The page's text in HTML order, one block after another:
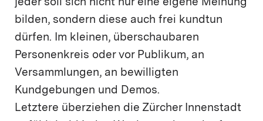
jeder soll sich nicht nur eine eigene Meinung
bilden, sondern diese auch frei kundtun
dürfen. Im kleinen, überschaubaren
Personenkreis oder vor Publikum, an
Versammlungen, an bewilligten
Kundgebungen und Demos.
Letztere überziehen die Zürcher Innenstadt